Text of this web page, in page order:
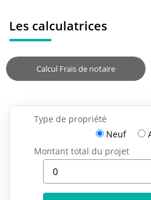
Les calculatrices
Calcul Frais de notaire